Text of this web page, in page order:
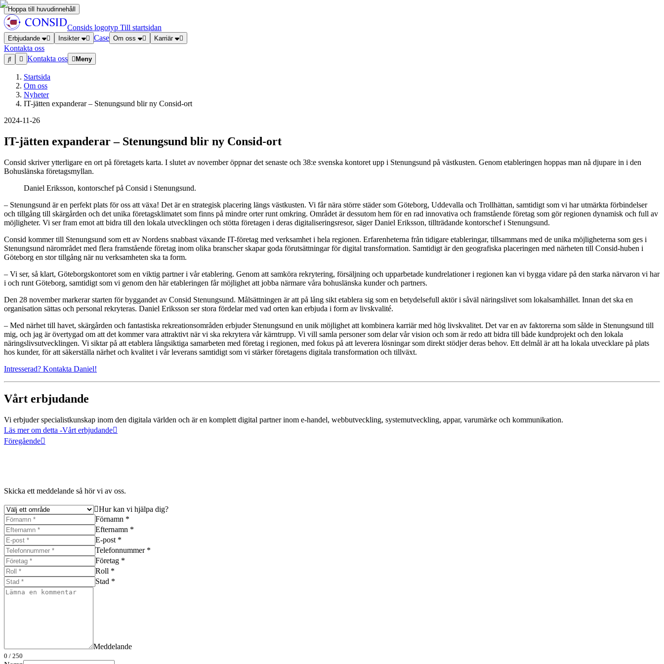
Hoppa till huvudinnehåll
Consids logotyp Till startsidan
Erbjudande Insikter Case Om oss Karriär
Kontakta oss
Kontakta oss
Meny
Startsida
Om oss
Nyheter
IT-jätten expanderar – Stenungsund blir ny Consid-ort
2024-11-26
IT-jätten expanderar – Stenungsund blir ny Consid-ort
Consid skriver ytterligare en ort på företagets karta. I slutet av november öppnar det senaste och 38:e svenska kontoret upp i Stenungsund på västkusten. Genom etableringen hoppas man nå djupare in i den
Bohuslänska företagsmyllan.
Daniel Eriksson, kontorschef på Consid i Stenungsund.
– Stenungsund är en perfekt plats för oss att växa! Det är en strategisk placering längs västkusten. Vi får nära större städer som Göteborg, Uddevalla och Trollhättan, samtidigt som vi har utmärkta förbindelser
och tillgång till skärgården och det unika företagsklimatet som finns på mindre orter runt omkring. Området är dessutom hem för en rad innovativa och framstående företag som gör regionen dynamisk och full av
möjligheter. Vi ser fram emot att bidra till den lokala utvecklingen och stötta företagen i deras digitaliseringsresor, säger Daniel Eriksson, tillträdande kontorschef i Stenungsund.
Consid kommer till Stenungsund som ett av Nordens snabbast växande IT-företag med verksamhet i hela regionen. Erfarenheterna från tidigare etableringar, tillsammans med de unika möjligheterna som ges i
Stenungsund närområdet med flera framstående företag inom olika branscher skapar goda förutsättningar för digital transformation. Samtidigt är den geografiska placeringen med närheten till Consid-huben i
Göteborg en stor tillgång när nu verksamheten ska ta form.
– Vi ser, så klart, Göteborgskontoret som en viktig partner i vår etablering. Genom att samköra rekrytering, försäljning och upparbetade kundrelationer i regionen kan vi bygga vidare på den starka närvaron vi har
i och runt Göteborg, samtidigt som vi genom den här etableringen får möjlighet att jobba närmare våra bohuslänska kunder och partners.
Den 28 november markerar starten för byggandet av Consid Stenungsund. Målsättningen är att på lång sikt etablera sig som en betydelsefull aktör i såväl näringslivet som lokalsamhället. Innan det ska en
organisation sättas och personal rekryteras. Daniel Eriksson ser stora fördelar med vad orten kan erbjuda i form av livskvalité.
– Med närhet till havet, skärgården och fantastiska rekreationsområden erbjuder Stenungsund en unik möjlighet att kombinera karriär med hög livskvalitet. Det var en av faktorerna som sålde in Stenungsund till
mig, och jag är övertygad om att det kommer vara attraktivt när vi ska rekrytera vår kärntrupp. Vi vill samla personer som delar vår vision och som är redo att bidra till både kundprojekt och den lokala
näringslivsutvecklingen. Vi siktar på att etablera långsiktiga samarbeten med företag i regionen, med fokus på att leverera lösningar som direkt stödjer deras behov. Ett delmål är att ha lokala utvecklare på plats
hos kunder, för att säkerställa närhet och kvalitet i vår leverans samtidigt som vi stärker företagens digitala transformation och tillväxt.
Intresserad? Kontakta Daniel!
Vårt erbjudande
Vi erbjuder specialistkunskap inom den digitala världen och är en komplett digital partner inom e-handel, webbutveckling, systemutveckling, appar, varumärke och kommunikation.
Läs mer om detta -Vårt erbjudande
Föregående
Skicka ett meddelande så hör vi av oss.
Hur kan vi hjälpa dig?
Förnamn *
Efternamn *
E-post *
Telefonnummer *
Företag *
Roll *
Stad *
Meddelande
0 / 250